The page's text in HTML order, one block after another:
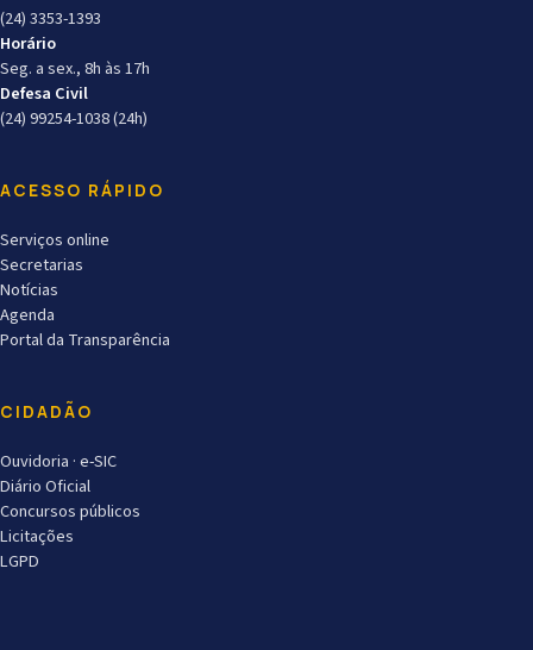
(24) 3353-1393
Horário
Seg. a sex., 8h às 17h
Defesa Civil
(24) 99254-1038 (24h)
ACESSO RÁPIDO
Serviços online
Secretarias
Notícias
Agenda
Portal da Transparência
CIDADÃO
Ouvidoria · e-SIC
Diário Oficial
Concursos públicos
Licitações
LGPD